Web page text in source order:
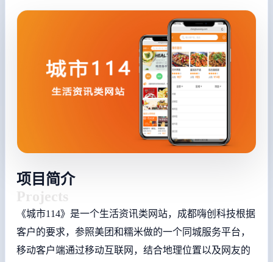
项目简介
Projects
《城市114》是一个生活资讯类网站，成都嗨创科技根据
客户的要求，参照美团和糯米做的一个同城服务平台，
移动客户端通过移动互联网，结合地理位置以及网友的